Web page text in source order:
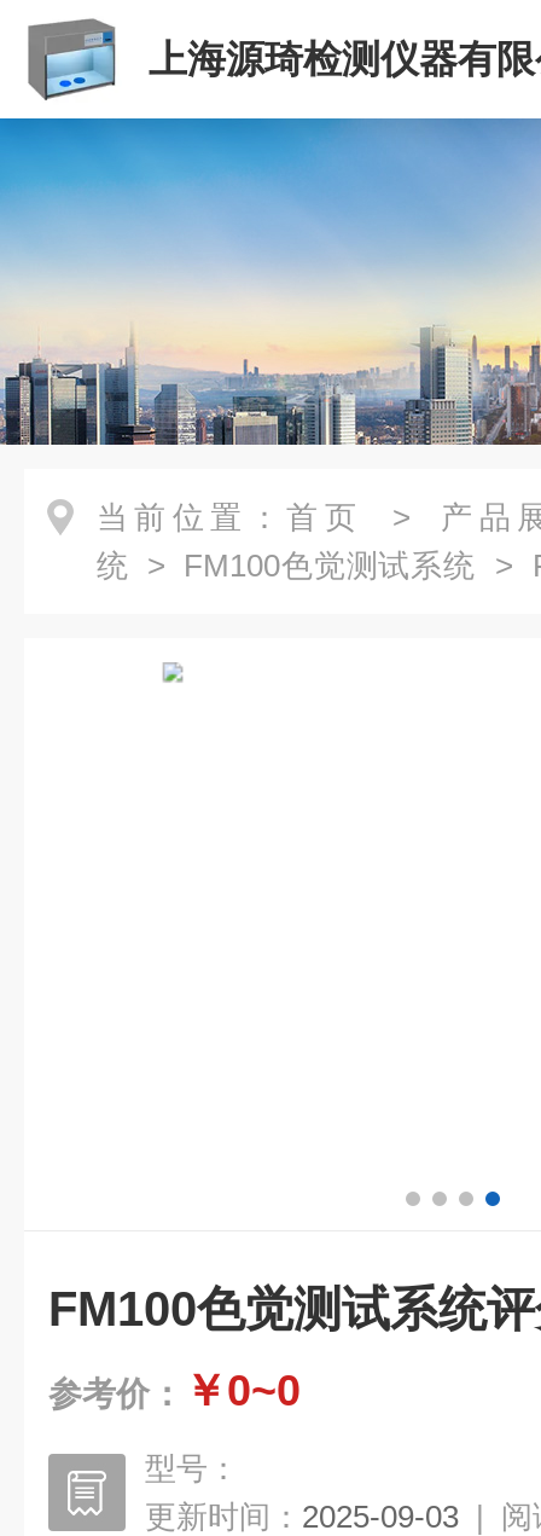
上海源琦检测仪器有
当前位置： 首页 > 产品
统 > FM100色觉测试系统 >
FM100色觉测试系统
参考价： ￥0~0
型号：
更新时间： 2025-09-03 | 阅